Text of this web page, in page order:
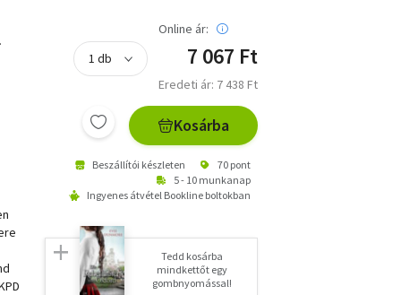
Online ár:
7 067 Ft
Eredeti ár: 7 438 Ft
Kosárba
Beszállítói készleten
70 pont
5 - 10 munkanap
Ingyenes átvétel Bookline boltokban
Tedd kosárba
mindkettőt egy
gombnyomással!